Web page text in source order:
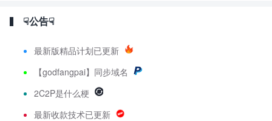
☟公告☟
最新版精品计划已更新
【godfangpai】同步域名
2C2P是什么梗
最新收款技术已更新